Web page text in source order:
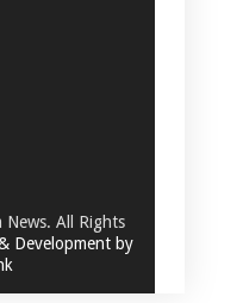
All Rights
Development by